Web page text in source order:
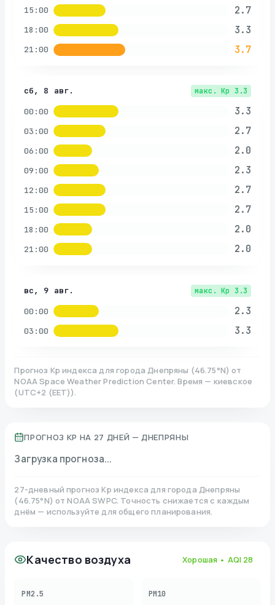
15:00 2.7
18:00 3.3
21:00 3.7
сб, 8 авг. макс. Kp 3.3
00:00 3.3
03:00 2.7
06:00 2.0
09:00 2.3
12:00 2.7
15:00 2.7
18:00 2.0
21:00 2.0
вс, 9 авг. макс. Kp 3.3
00:00 2.3
03:00 3.3
Прогноз Kp индекса для города Днепряны (46.75°N)от
NOAA Space Weather Prediction Center. Время — киевское
(UTC+2 (EET)).
ПРОГНОЗ KP НА 27 ДНЕЙ — ДНЕПРЯНЫ
Загрузка прогноза...
27-дневный прогноз Kp индекса для города Днепряны
(46.75°N)от NOAA SWPC. Точность снижается с каждым
днём — используйте для общего планирования.
Качество воздуха Хорошая • AQI 28
PM2.5 PM10